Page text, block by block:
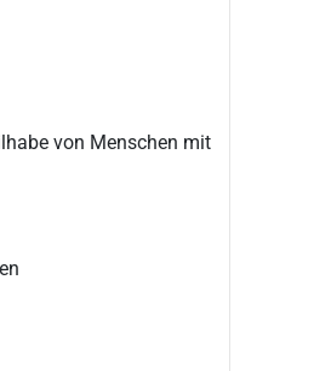
von Menschen mit